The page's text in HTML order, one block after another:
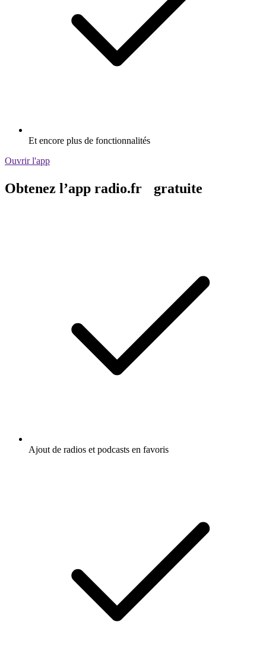
Et encore plus de fonctionnalités
Ouvrir l'app
Obtenez l’app radio.fr gratuite
Ajout de radios et podcasts en favoris